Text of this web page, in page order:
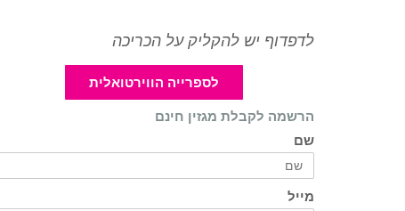
לדפדוף יש להקליק על הכריכה
לספרייה הווירטואלית
הרשמה לקבלת מגזין חינם
שם
מייל